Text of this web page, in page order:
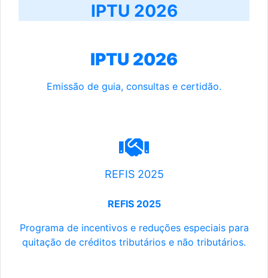
IPTU 2026
IPTU 2026
Emissão de guia, consultas e certidão.
REFIS 2025
REFIS 2025
Programa de incentivos e reduções especiais para
quitação de créditos tributários e não tributários.